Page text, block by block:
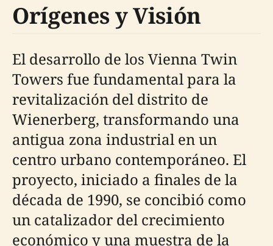
Orígenes y Visión
El desarrollo de los Vienna Twin
Towers fue fundamental para la
revitalización del distrito de
Wienerberg, transformando una
antigua zona industrial en un
centro urbano contemporáneo. El
proyecto, iniciado a finales de la
década de 1990, se concibió como
un catalizador del crecimiento
económico y una muestra de la